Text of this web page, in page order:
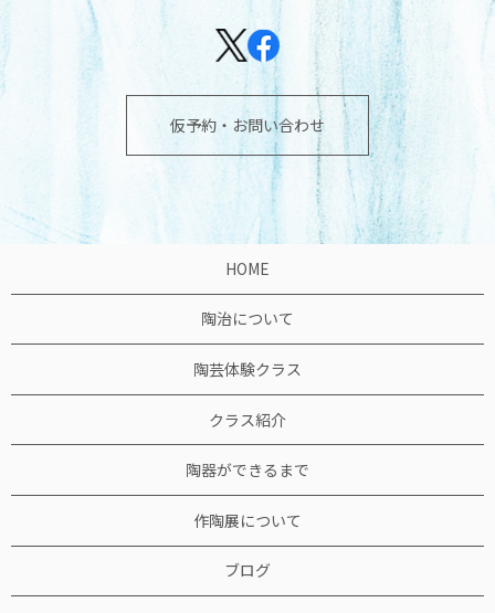
仮予約・お問い合わせ
HOME
陶治について
陶芸体験クラス
クラス紹介
陶器ができるまで
作陶展について
ブログ